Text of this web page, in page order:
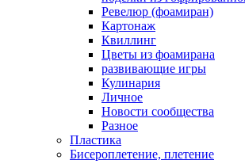
Ревелюр (фоамиран)
Картонаж
Квиллинг
Цветы из фоамирана
развивающие игры
Кулинария
Личное
Новости сообщества
Разное
Пластика
Бисероплетение, плетение